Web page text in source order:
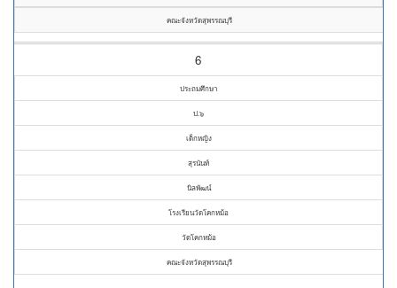
คณะจังหวัดสุพรรณบุรี
6
ประถมศึกษา
ป.๖
เด็กหญิง
สุรนันท์
นิลพัฒน์
โรงเรียนวัดโคกหม้อ
วัดโคกหม้อ
คณะจังหวัดสุพรรณบุรี